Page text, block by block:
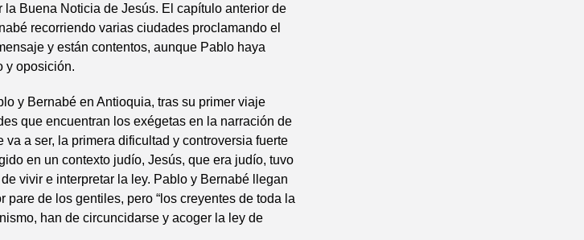
la Buena Noticia de Jesús. El capítulo anterior de
recorriendo varias ciudades proclamando el
y están contentos, aunque Pablo haya
y oposición.
y Bernabé en Antioquia, tras su primer viaje
que encuentran los exégetas en la narración de
va a ser, la primera dificultad y controversia fuerte
en un contexto judío, Jesús, que era judío, tuvo
vivir e interpretar la ley. Pablo y Bernabé llegan
de los gentiles, pero “los creyentes de toda la
han de circuncidarse y acoger la ley de